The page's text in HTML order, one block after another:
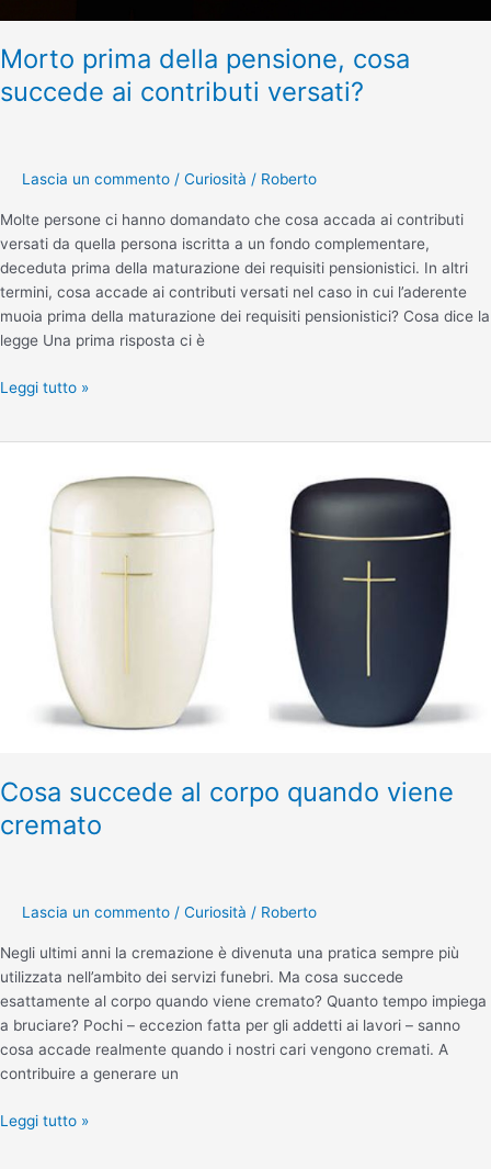
Morto prima della pensione, cosa
succede ai contributi versati?
Lascia un commento / Curiosità / Roberto
Molte persone ci hanno domandato che cosa accada ai contributi
versati da quella persona iscritta a un fondo complementare,
deceduta prima della maturazione dei requisiti pensionistici. In altri
termini, cosa accade ai contributi versati nel caso in cui l’aderente
muoia prima della maturazione dei requisiti pensionistici? Cosa dice la
legge Una prima risposta ci è
Leggi tutto »
Cosa succede al corpo quando viene
cremato
Lascia un commento / Curiosità / Roberto
Negli ultimi anni la cremazione è divenuta una pratica sempre più
utilizzata nell’ambito dei servizi funebri. Ma cosa succede
esattamente al corpo quando viene cremato? Quanto tempo impiega
a bruciare? Pochi – eccezion fatta per gli addetti ai lavori – sanno
cosa accade realmente quando i nostri cari vengono cremati. A
contribuire a generare un
quando
Leggi tutto »